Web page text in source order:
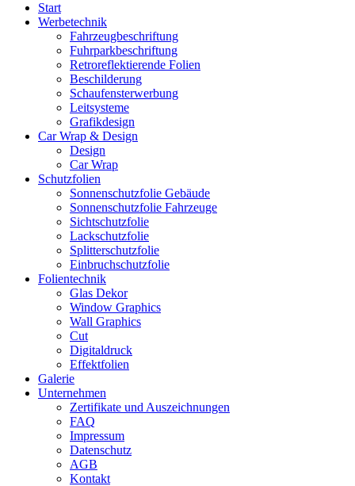
Start
Werbetechnik
Fahrzeugbeschriftung
Fuhrparkbeschriftung
Retroreflektierende Folien
Beschilderung
Schaufensterwerbung
Leitsysteme
Grafikdesign
Car Wrap & Design
Design
Car Wrap
Schutzfolien
Sonnenschutzfolie Gebäude
Sonnenschutzfolie Fahrzeuge
Sichtschutzfolie
Lackschutzfolie
Splitterschutzfolie
Einbruchschutzfolie
Folientechnik
Glas Dekor
Window Graphics
Wall Graphics
Cut
Digitaldruck
Effektfolien
Galerie
Unternehmen
Zertifikate und Auszeichnungen
FAQ
Impressum
Datenschutz
AGB
Kontakt